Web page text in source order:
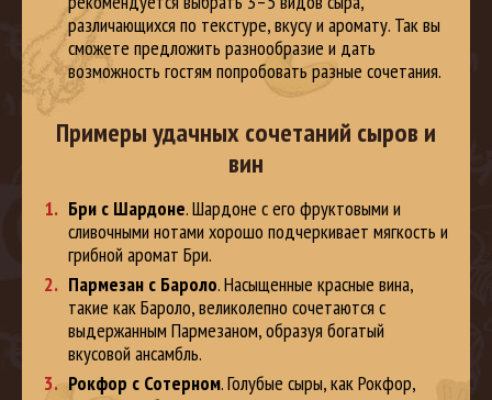
различающихся по текстуре, вкусу и аромату. Так вы
сможете предложить разнообразие и дать
возможность гостям попробовать разные сочетания.
Примеры удачных сочетаний сыров и
вин
Бри с Шардоне. Шардоне с его фруктовыми и
сливочными нотами хорошо подчеркивает мягкость и
грибной аромат Бри.
Пармезан с Бароло. Насыщенные красные вина,
такие как Бароло, великолепно сочетаются с
выдержанным Пармезаном, образуя богатый
вкусовой ансамбль.
Рокфор с Сотерном. Голубые сыры, как Рокфор,